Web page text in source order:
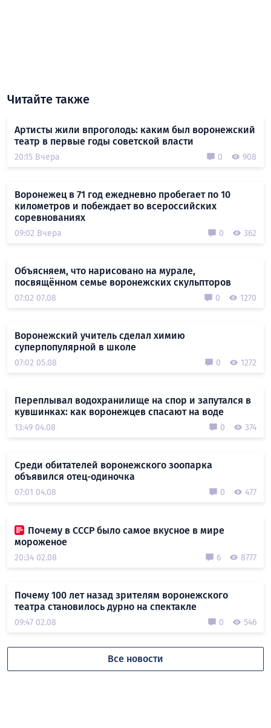
Читайте также
Артисты жили впроголодь: каким был воронежский
театр в первые годы советской власти
20:15 Вчера 0 908
Воронежец в 71 год ежедневно пробегает по 10
километров и побеждает во всероссийских
соревнованиях
09:02 Вчера 0 362
Объясняем, что нарисовано на мурале,
посвящённом семье воронежских скульпторов
07:02 07.08 0 1270
Воронежский учитель сделал химию
суперпопулярной в школе
07:02 05.08 0 1272
Переплывал водохранилище на спор и запутался в
кувшинках: как воронежцев спасают на воде
13:49 04.08 0 374
Среди обитателей воронежского зоопарка
объявился отец-одиночка
07:01 04.08 0 477
Почему в СССР было самое вкусное в мире
мороженое
20:34 02.08 6 8777
Почему 100 лет назад зрителям воронежского
театра становилось дурно на спектакле
09:47 02.08 0 546
Все новости